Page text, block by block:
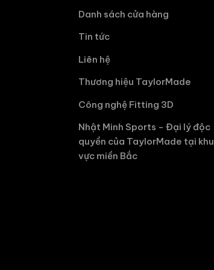
Danh sách cửa hàng
Tin tức
Liên hệ
Thương hiệu TaylorMade
Công nghệ Fitting 3D
Nhật Minh Sports - Đại lý độc
quyền của TaylorMade tại khu
vực miền Bắc